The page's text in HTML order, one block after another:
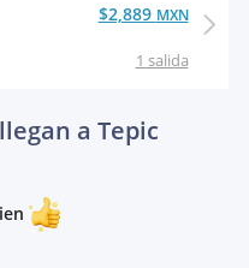
1 salida
$2,889 MXN
a Tepic